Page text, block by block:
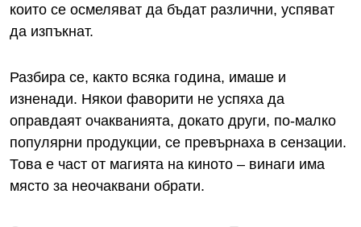
които се осмеляват да бъдат различни, успяват
да изпъкнат.
Разбира се, както всяка година, имаше и
изненади. Някои фаворити не успяха да
оправдаят очакванията, докато други, по-малко
популярни продукции, се превърнаха в сензации.
Това е част от магията на киното – винаги има
място за неочаквани обрати.